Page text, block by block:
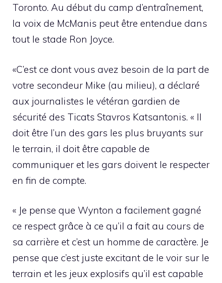
Toronto. Au début du camp d’entraînement,
la voix de McManis peut être entendue dans
tout le stade Ron Joyce.
«C’est ce dont vous avez besoin de la part de
votre secondeur Mike (au milieu), a déclaré
aux journalistes le vétéran gardien de
sécurité des Ticats Stavros Katsantonis. « Il
doit être l’un des gars les plus bruyants sur
le terrain, il doit être capable de
communiquer et les gars doivent le respecter
en fin de compte.
« Je pense que Wynton a facilement gagné
ce respect grâce à ce qu’il a fait au cours de
sa carrière et c’est un homme de caractère. Je
pense que c’est juste excitant de le voir sur le
terrain et les jeux explosifs qu’il est capable